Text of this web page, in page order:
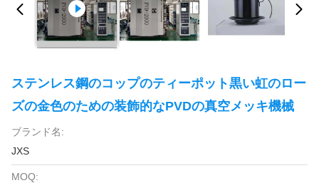
ステンレス鋼のコップのティーポット黒い虹のロー
ズの金色のための装飾的なPVDの真空メッキ機械
ブランド名:
JXS
MOQ: